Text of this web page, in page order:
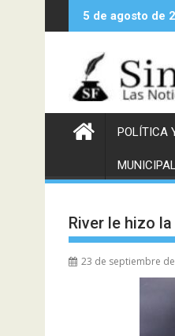
al
5 de agosto de
POLÍTICA
River le hizo
23 de septiembre